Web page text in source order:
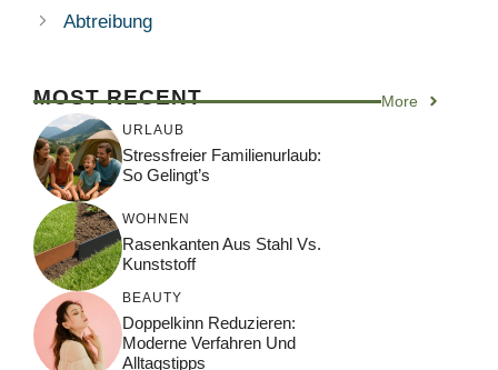
Abtreibung
MOST RECENT More
URLAUB
Stressfreier Familienurlaub:
So Gelingt’s
WOHNEN
Rasenkanten Aus Stahl Vs.
Kunststoff
BEAUTY
Doppelkinn Reduzieren:
Moderne Verfahren Und
Alltagstipps